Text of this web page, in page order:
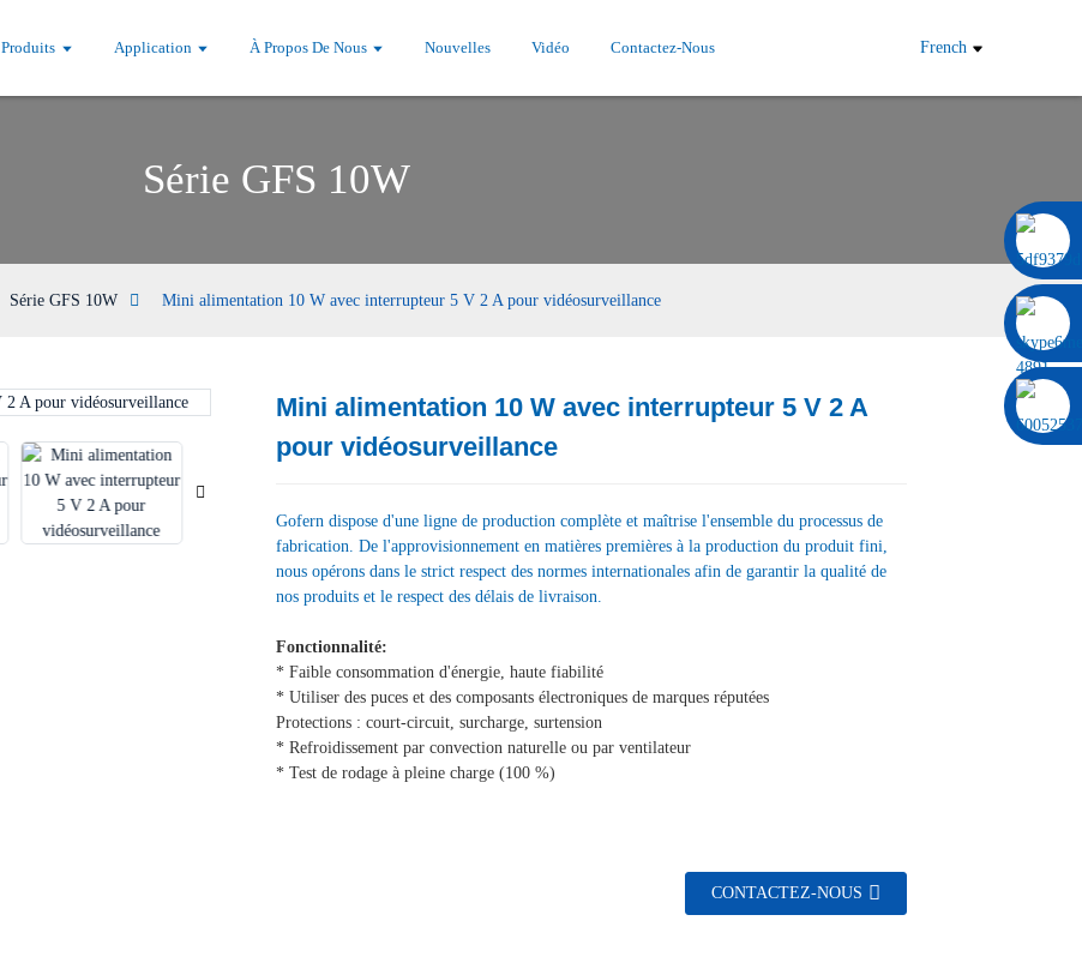
Produits Application À Propos De Nous Nouvelles Vidéo Contactez-Nous French
Série GFS 10W
Série GFS 10W Mini alimentation 10 W avec interrupteur 5 V 2 A pour vidéosurveillance
Loading...
Loading...
Mini alimentation 10 W avec interrupteur 5 V 2 A
pour vidéosurveillance
Gofern dispose d'une ligne de production complète et maîtrise l'ensemble du processus de
fabrication. De l'approvisionnement en matières premières à la production du produit fini,
nous opérons dans le strict respect des normes internationales afin de garantir la qualité de
nos produits et le respect des délais de livraison.
Fonctionnalité:
* Faible consommation d'énergie, haute fiabilité
* Utiliser des puces et des composants électroniques de marques réputées
Protections : court-circuit, surcharge, surtension
* Refroidissement par convection naturelle ou par ventilateur
* Test de rodage à pleine charge (100 %)
CONTACTEZ-NOUS